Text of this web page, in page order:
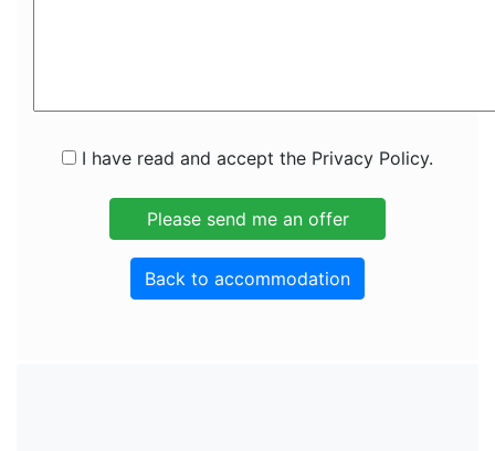
I have read and accept the Privacy Policy.
Back to accommodation